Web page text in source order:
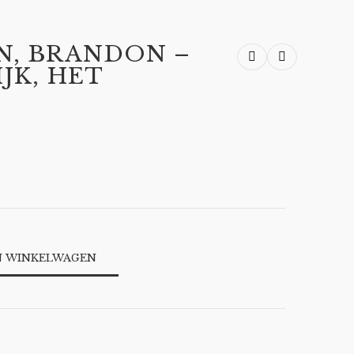
Previous product Next product
BRANDON –
HET
WINKELWAGEN